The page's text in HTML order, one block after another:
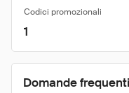
Codici promozionali
1
Domande frequenti